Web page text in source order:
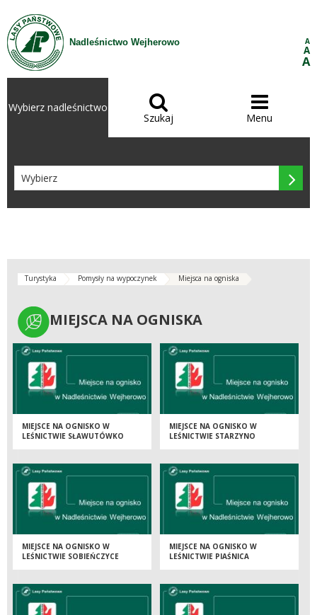
Przejdź do treści
Nadleśnictwo Wejherowo A
A
A
Wybierz nadleśnictwo 
Szukaj

Menu

Turystyka Pomysły na wypoczynek Miejsca na ogniska
MIEJSCA NA OGNISKA
MIEJSCA NA OGNISKA
MIEJSCE NA OGNISKO W
LEŚNICTWIE SŁAWUTÓWKO
MIEJSCE NA OGNISKO W
LEŚNICTWIE STARZYNO
MIEJSCE NA OGNISKO W
LEŚNICTWIE SOBIEŃCZYCE
MIEJSCE NA OGNISKO W
LEŚNICTWIE PIAŚNICA